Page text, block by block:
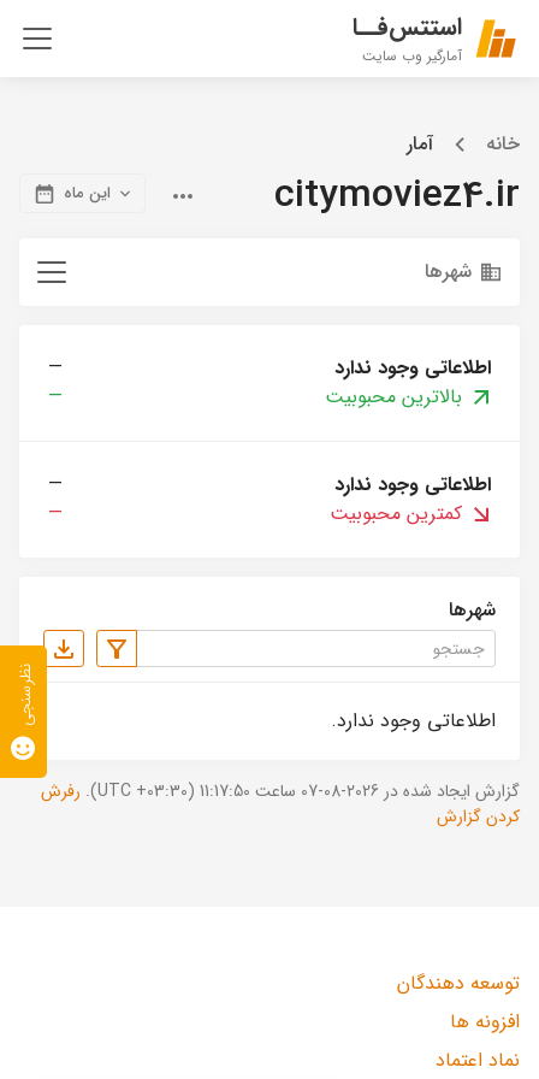
استتس‌فــا
آمارگیر وب سایت
خانه آمار
citymoviez4.ir این ماه
شهرها
اطلاعاتی وجود ندارد
—
بالاترین محبوبیت
—
اطلاعاتی وجود ندارد
—
کمترین محبوبیت
—
شهرها
اطلاعاتی وجود ندارد.
گزارش ایجاد شده در 2026-08-07 ساعت 11:17:50 (UTC +03:30).
رفرش
کردن گزارش
توسعه دهندگان
افزونه ها
نماد اعتماد
نظرسنجی